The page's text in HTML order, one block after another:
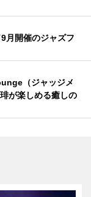
月開催のジャズフ
（ジャッジメ
が楽しめる癒しの